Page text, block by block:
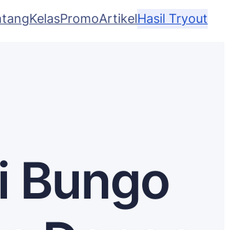
KelasPromoArtikelHasil Tryout
Bungo